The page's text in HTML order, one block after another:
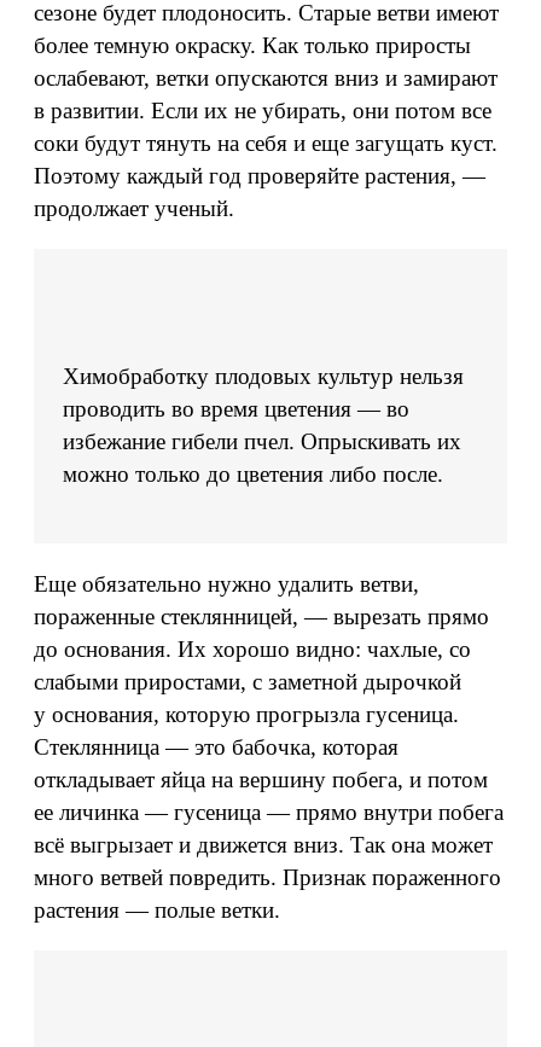
сезоне будет плодоносить. Старые ветви имеют
более темную окраску. Как только приросты
ослабевают, ветки опускаются вниз и замирают
в развитии. Если их не убирать, они потом все
соки будут тянуть на себя и еще загущать куст.
Поэтому каждый год проверяйте растения, —
продолжает ученый.
Химобработку плодовых культур нельзя
проводить во время цветения — во
избежание гибели пчел. Опрыскивать их
можно только до цветения либо после.
Еще обязательно нужно удалить ветви,
пораженные стеклянницей, — вырезать прямо
до основания. Их хорошо видно: чахлые, со
слабыми приростами, с заметной дырочкой
у основания, которую прогрызла гусеница.
Стеклянница — это бабочка, которая
откладывает яйца на вершину побега, и потом
ее личинка — гусеница — прямо внутри побега
всё выгрызает и движется вниз. Так она может
много ветвей повредить. Признак пораженного
растения — полые ветки.